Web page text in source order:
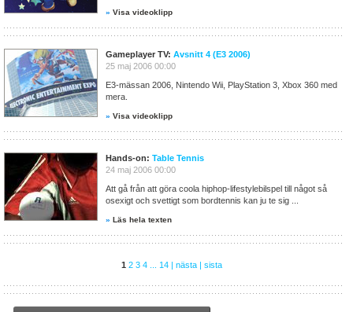
» Visa videoklipp
Gameplayer TV: Avsnitt 4 (E3 2006)
25 maj 2006 00:00
E3-mässan 2006, Nintendo Wii, PlayStation 3, Xbox 360 med
mera.
» Visa videoklipp
Hands-on: Table Tennis
24 maj 2006 00:00
Att gå från att göra coola hiphop-lifestylebilspel till något så
osexigt och svettigt som bordtennis kan ju te sig ...
» Läs hela texten
1 2 3 4 14 | nästa | sista